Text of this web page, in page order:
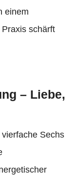
einem
schärft
– Liebe,
Sechs